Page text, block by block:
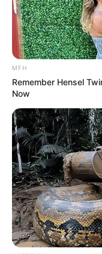
MFH
Remember Hensel
Now